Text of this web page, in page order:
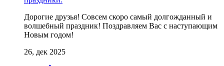
Дорогие друзья! Совсем скоро самый долгожданный и
волшебный праздник! Поздравляем Вас с наступающим
Новым годом!
26, дек 2025